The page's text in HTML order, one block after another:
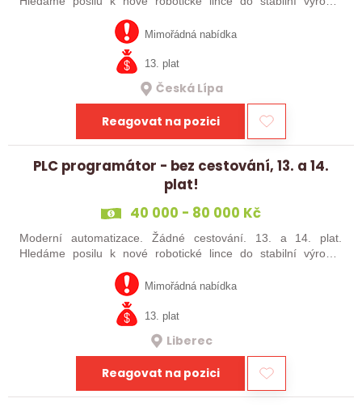
jste šikovný absolvent…
Mimořádná nabídka
13. plat
Česká Lípa
Reagovat na pozici
PLC programátor - bez cestování, 13. a 14.
plat!
40 000 - 80 000 Kč
Moderní automatizace. Žádné cestování. 13. a 14. plat.
Hledáme posilu k nové robotické lince do stabilní výrobní
jste šikovný absolvent…
Mimořádná nabídka
13. plat
Liberec
Reagovat na pozici